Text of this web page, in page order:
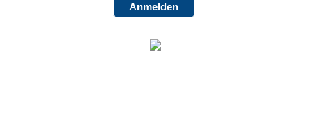
Anmelden